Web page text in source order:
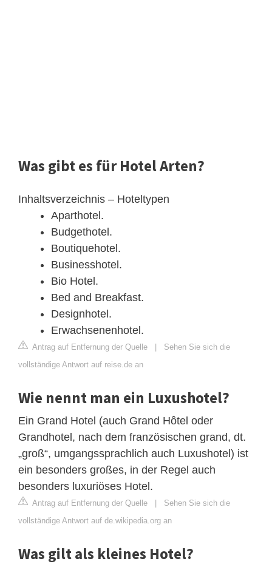
Was gibt es für Hotel Arten?
Inhaltsverzeichnis – Hoteltypen
Aparthotel.
Budgethotel.
Boutiquehotel.
Businesshotel.
Bio Hotel.
Bed and Breakfast.
Designhotel.
Erwachsenenhotel.
Antrag auf Entfernung der Quelle | Sehen Sie sich die
vollständige Antwort auf reise.de an
Wie nennt man ein Luxushotel?
Ein Grand Hotel (auch Grand Hôtel oder
Grandhotel, nach dem französischen grand, dt.
„groß“, umgangssprachlich auch Luxushotel) ist
ein besonders großes, in der Regel auch
besonders luxuriöses Hotel.
Antrag auf Entfernung der Quelle | Sehen Sie sich die
vollständige Antwort auf de.wikipedia.org an
Was gilt als kleines Hotel?